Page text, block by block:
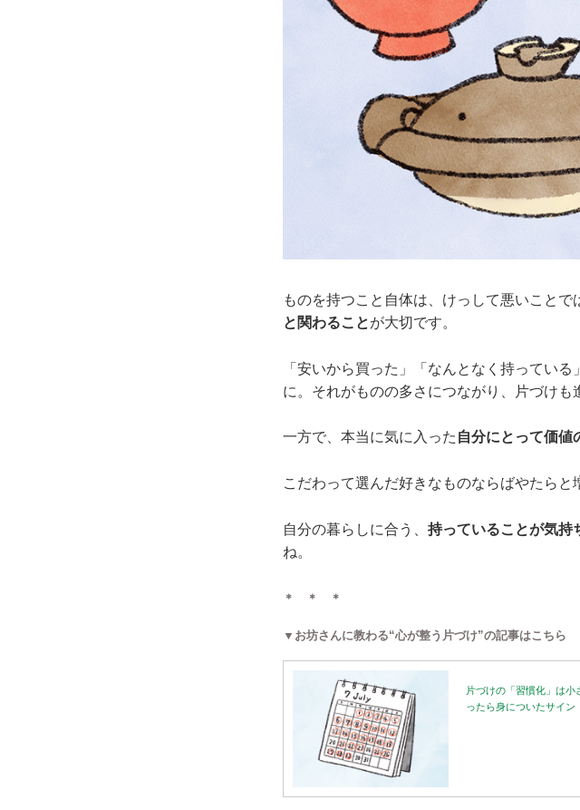
ものを持つこと自体は、けっして悪いことで
と関わることが大切です。
「安いから買った」「なんとなく持ってい
に。それがものの多さにつながり、片づけも
一方で、本当に気に入った 自分にとって価値
こだわって選んだ好きなものならばやたらと
自分の暮らしに合う、 持っていることが気持
ね。
＊ ＊ ＊
▼お坊さんに教わる“心が整う片づけ”の記事はこちら
片づけの「習慣化」は
ったら身についたサイン